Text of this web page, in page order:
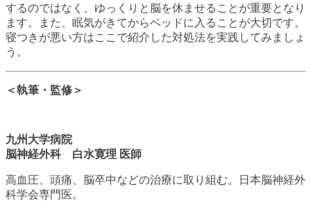
するのではなく、ゆっくりと脳を休ませることが重要となり
ます。また、眠気がきてからベッドに入ることが大切です。
寝つきが悪い方はここで紹介した対処法を実践してみましょ
う。
＜執筆・監修＞
九州大学病院
脳神経外科 白水寛理 医師
高血圧、頭痛、脳卒中などの治療に取り組む。日本脳神経外
科学会専門医。